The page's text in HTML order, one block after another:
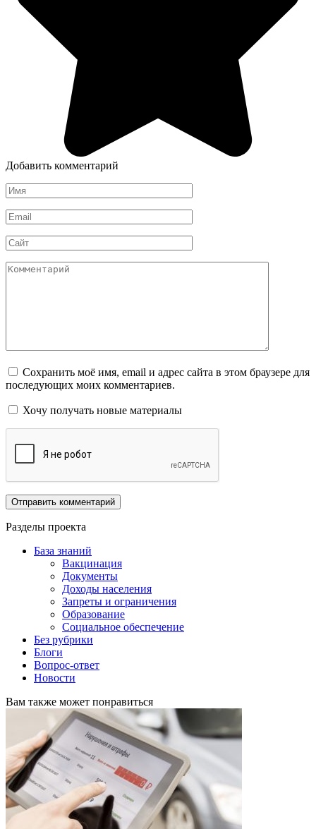
Добавить комментарий
Имя
*
Email
*
Сайт
Комментарий
Сохранить моё имя, email и адрес сайта в этом браузере для
последующих моих комментариев.
Хочу получать новые материалы
Разделы проекта
База знаний
Вакцинация
Документы
Доходы населения
Запреты и ограничения
Образование
Социальное обеспечение
Без рубрики
Блоги
Вопрос-ответ
Новости
Вам также может понравиться